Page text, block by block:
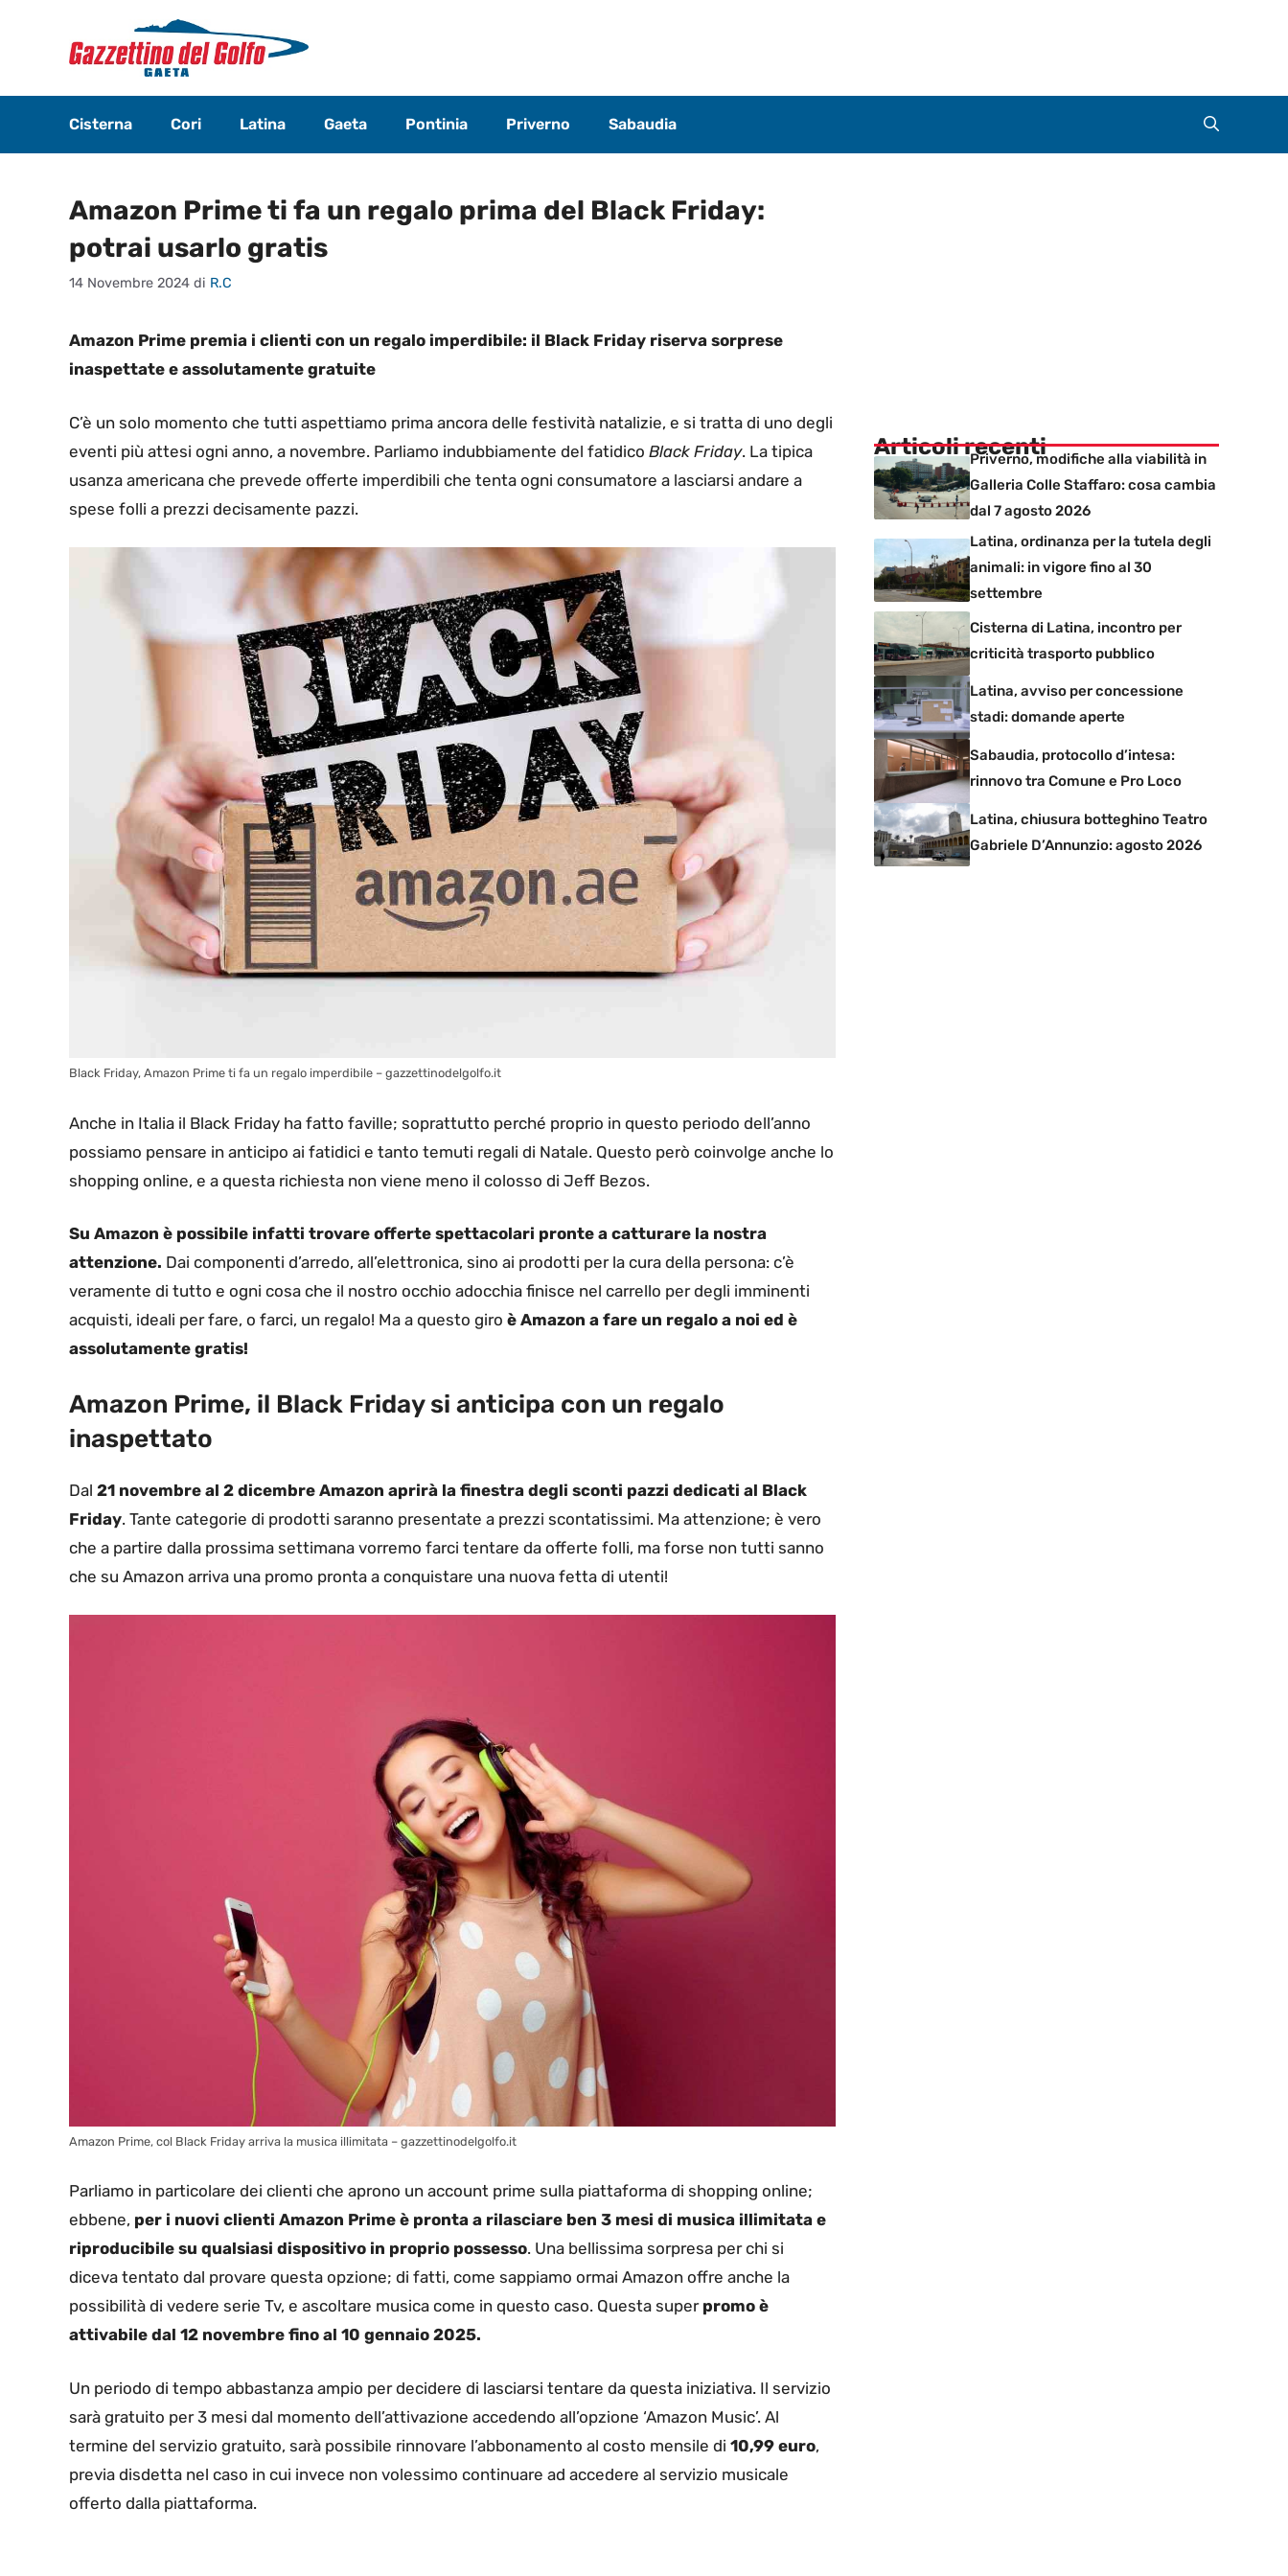
contenuto
Cisterna Cori Latina Gaeta Pontinia Priverno Sabaudia
Amazon Prime ti fa un regalo prima del Black Friday:
potrai usarlo gratis
14 Novembre 2024 di R.C
Amazon Prime premia i clienti con un regalo imperdibile: il Black Friday riserva sorprese
inaspettate e assolutamente gratuite
C’è un solo momento che tutti aspettiamo prima ancora delle festività natalizie, e si tratta di uno degli
eventi più attesi ogni anno, a novembre. Parliamo indubbiamente del fatidico Black Friday. La tipica
usanza americana che prevede offerte imperdibili che tenta ogni consumatore a lasciarsi andare a
spese folli a prezzi decisamente pazzi.
Black Friday, Amazon Prime ti fa un regalo imperdibile – gazzettinodelgolfo.it
Anche in Italia il Black Friday ha fatto faville; soprattutto perché proprio in questo periodo dell’anno
possiamo pensare in anticipo ai fatidici e tanto temuti regali di Natale. Questo però coinvolge anche lo
shopping online, e a questa richiesta non viene meno il colosso di Jeff Bezos.
Su Amazon è possibile infatti trovare offerte spettacolari pronte a catturare la nostra
attenzione. Dai componenti d’arredo, all’elettronica, sino ai prodotti per la cura della persona: c’è
veramente di tutto e ogni cosa che il nostro occhio adocchia finisce nel carrello per degli imminenti
acquisti, ideali per fare, o farci, un regalo! Ma a questo giro è Amazon a fare un regalo a noi ed è
assolutamente gratis!
Amazon Prime, il Black Friday si anticipa con un regalo
inaspettato
Dal 21 novembre al 2 dicembre Amazon aprirà la finestra degli sconti pazzi dedicati al Black
Friday. Tante categorie di prodotti saranno presentate a prezzi scontatissimi. Ma attenzione; è vero
che a partire dalla prossima settimana vorremo farci tentare da offerte folli, ma forse non tutti sanno
che su Amazon arriva una promo pronta a conquistare una nuova fetta di utenti!
Amazon Prime, col Black Friday arriva la musica illimitata – gazzettinodelgolfo.it
Parliamo in particolare dei clienti che aprono un account prime sulla piattaforma di shopping online;
ebbene, per i nuovi clienti Amazon Prime è pronta a rilasciare ben 3 mesi di musica illimitata e
riproducibile su qualsiasi dispositivo in proprio possesso. Una bellissima sorpresa per chi si
diceva tentato dal provare questa opzione; di fatti, come sappiamo ormai Amazon offre anche la
possibilità di vedere serie Tv, e ascoltare musica come in questo caso. Questa super promo è
attivabile dal 12 novembre fino al 10 gennaio 2025.
Un periodo di tempo abbastanza ampio per decidere di lasciarsi tentare da questa iniziativa. Il servizio
sarà gratuito per 3 mesi dal momento dell’attivazione accedendo all’opzione ‘Amazon Music’. Al
termine del servizio gratuito, sarà possibile rinnovare l’abbonamento al costo mensile di 10,99 euro,
previa disdetta nel caso in cui invece non volessimo continuare ad accedere al servizio musicale
offerto dalla piattaforma.
Articoli recentiPriverno, modifiche alla viabilità in
Galleria Colle Staffaro: cosa cambia
dal 7 agosto 2026
Latina, ordinanza per la tutela degli
animali: in vigore fino al 30
settembre
Cisterna di Latina, incontro per
criticità trasporto pubblico
Latina, avviso per concessione
stadi: domande aperte
Sabaudia, protocollo d’intesa:
rinnovo tra Comune e Pro Loco
Latina, chiusura botteghino Teatro
Gabriele D’Annunzio: agosto 2026